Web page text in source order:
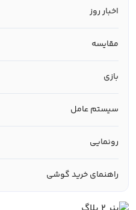
اخبار روز
مقایسه
بازی
سیستم عامل
رونمایی
راهنمای خرید گوشی